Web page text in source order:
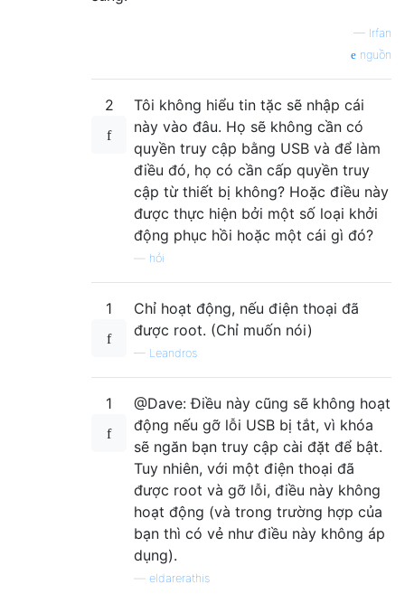
— Irfan
nguồn
2
Tôi không hiểu tin tặc sẽ nhập cái
này vào đâu. Họ sẽ không cần có
quyền truy cập bằng USB và để làm
điều đó, họ có cần cấp quyền truy
cập từ thiết bị không? Hoặc điều này
được thực hiện bởi một số loại khởi
động phục hồi hoặc một cái gì đó?
hỏi
1
Chỉ hoạt động, nếu điện thoại đã
được root. (Chỉ muốn nói)
— Leandros
1
@Dave: Điều này cũng sẽ không hoạt
động nếu gỡ lỗi USB bị tắt, vì khóa
sẽ ngăn bạn truy cập cài đặt để bật.
Tuy nhiên, với một điện thoại đã
được root và gỡ lỗi, điều này không
hoạt động (và trong trường hợp của
bạn thì có vẻ như điều này không áp
dụng).
eldarerathis